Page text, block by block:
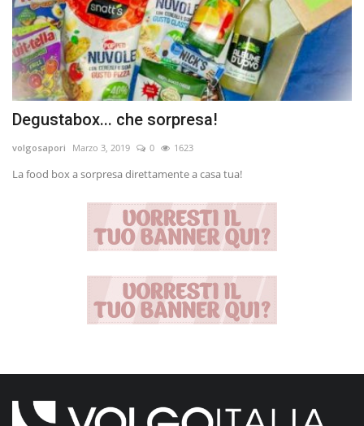
Degustabox... che sorpresa!
volgosapori Marzo 3, 2019 0 1623
La food box a sorpresa direttamente a casa tua!